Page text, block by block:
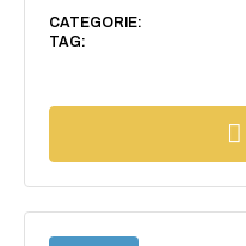
CATEGORIE:
TAG: